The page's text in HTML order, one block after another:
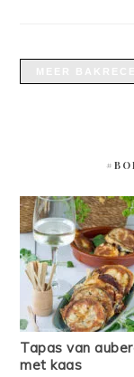
Tapas van
met kaas